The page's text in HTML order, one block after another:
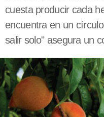
cuesta producir cada
encuentra en un
salir solo" asegura un